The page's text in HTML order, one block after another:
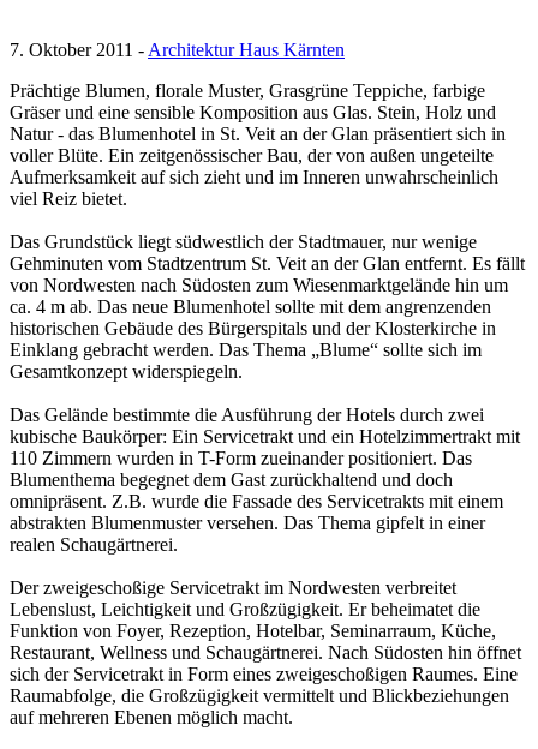
7. Oktober 2011 -Architektur Haus Kärnten
Prächtige Blumen, florale Muster, Grasgrüne Teppiche, farbige
Gräser und eine sensible Komposition aus Glas. Stein, Holz und
Natur - das Blumenhotel in St. Veit an der Glan präsentiert sich in
voller Blüte. Ein zeitgenössischer Bau, der von außen ungeteilte
Aufmerksamkeit auf sich zieht und im Inneren unwahrscheinlich
viel Reiz bietet.
Das Grundstück liegt südwestlich der Stadtmauer, nur wenige
Gehminuten vom Stadtzentrum St. Veit an der Glan entfernt. Es fällt
von Nordwesten nach Südosten zum Wiesenmarktgelände hin um
ca. 4 m ab. Das neue Blumenhotel sollte mit dem angrenzenden
historischen Gebäude des Bürgerspitals und der Klosterkirche in
Einklang gebracht werden. Das Thema „Blume“ sollte sich im
Gesamtkonzept widerspiegeln.
Das Gelände bestimmte die Ausführung der Hotels durch zwei
kubische Baukörper: Ein Servicetrakt und ein Hotelzimmertrakt mit
110 Zimmern wurden in T-Form zueinander positioniert. Das
Blumenthema begegnet dem Gast zurückhaltend und doch
omnipräsent. Z.B. wurde die Fassade des Servicetrakts mit einem
abstrakten Blumenmuster versehen. Das Thema gipfelt in einer
realen Schaugärtnerei.
Der zweigeschoßige Servicetrakt im Nordwesten verbreitet
Lebenslust, Leichtigkeit und Großzügigkeit. Er beheimatet die
Funktion von Foyer, Rezeption, Hotelbar, Seminarraum, Küche,
Restaurant, Wellness und Schaugärtnerei. Nach Südosten hin öffnet
sich der Servicetrakt in Form eines zweigeschoßigen Raumes. Eine
Raumabfolge, die Großzügigkeit vermittelt und Blickbeziehungen
auf mehreren Ebenen möglich macht.